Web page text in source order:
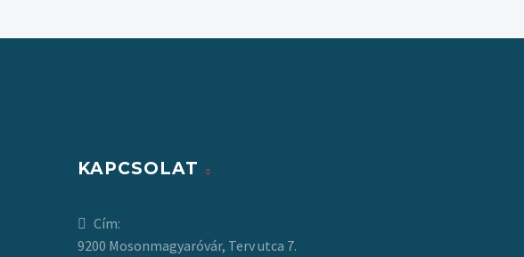
KAPCSOLAT
Cím:
9200 Mosonmagyaróvár, Terv utca 7.